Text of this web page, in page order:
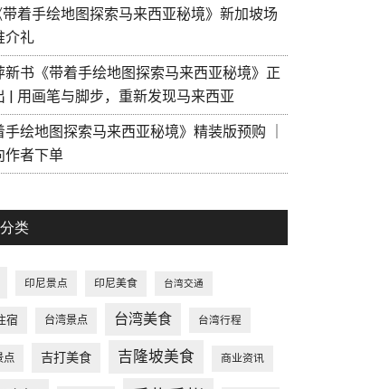
着手绘地图探索马来西亚秘境》新加坡场
介礼
新书《带着手绘地图探索马来西亚秘境》正
| 用画笔与脚步，重新发现马来西亚
手绘地图探索马来西亚秘境》精装版预购 ｜
作者下单
类
印尼景点 印尼美食 台湾交通
宿 台湾景点 台湾美食 台湾行程
点 吉打美食 吉隆坡美食 商业资讯